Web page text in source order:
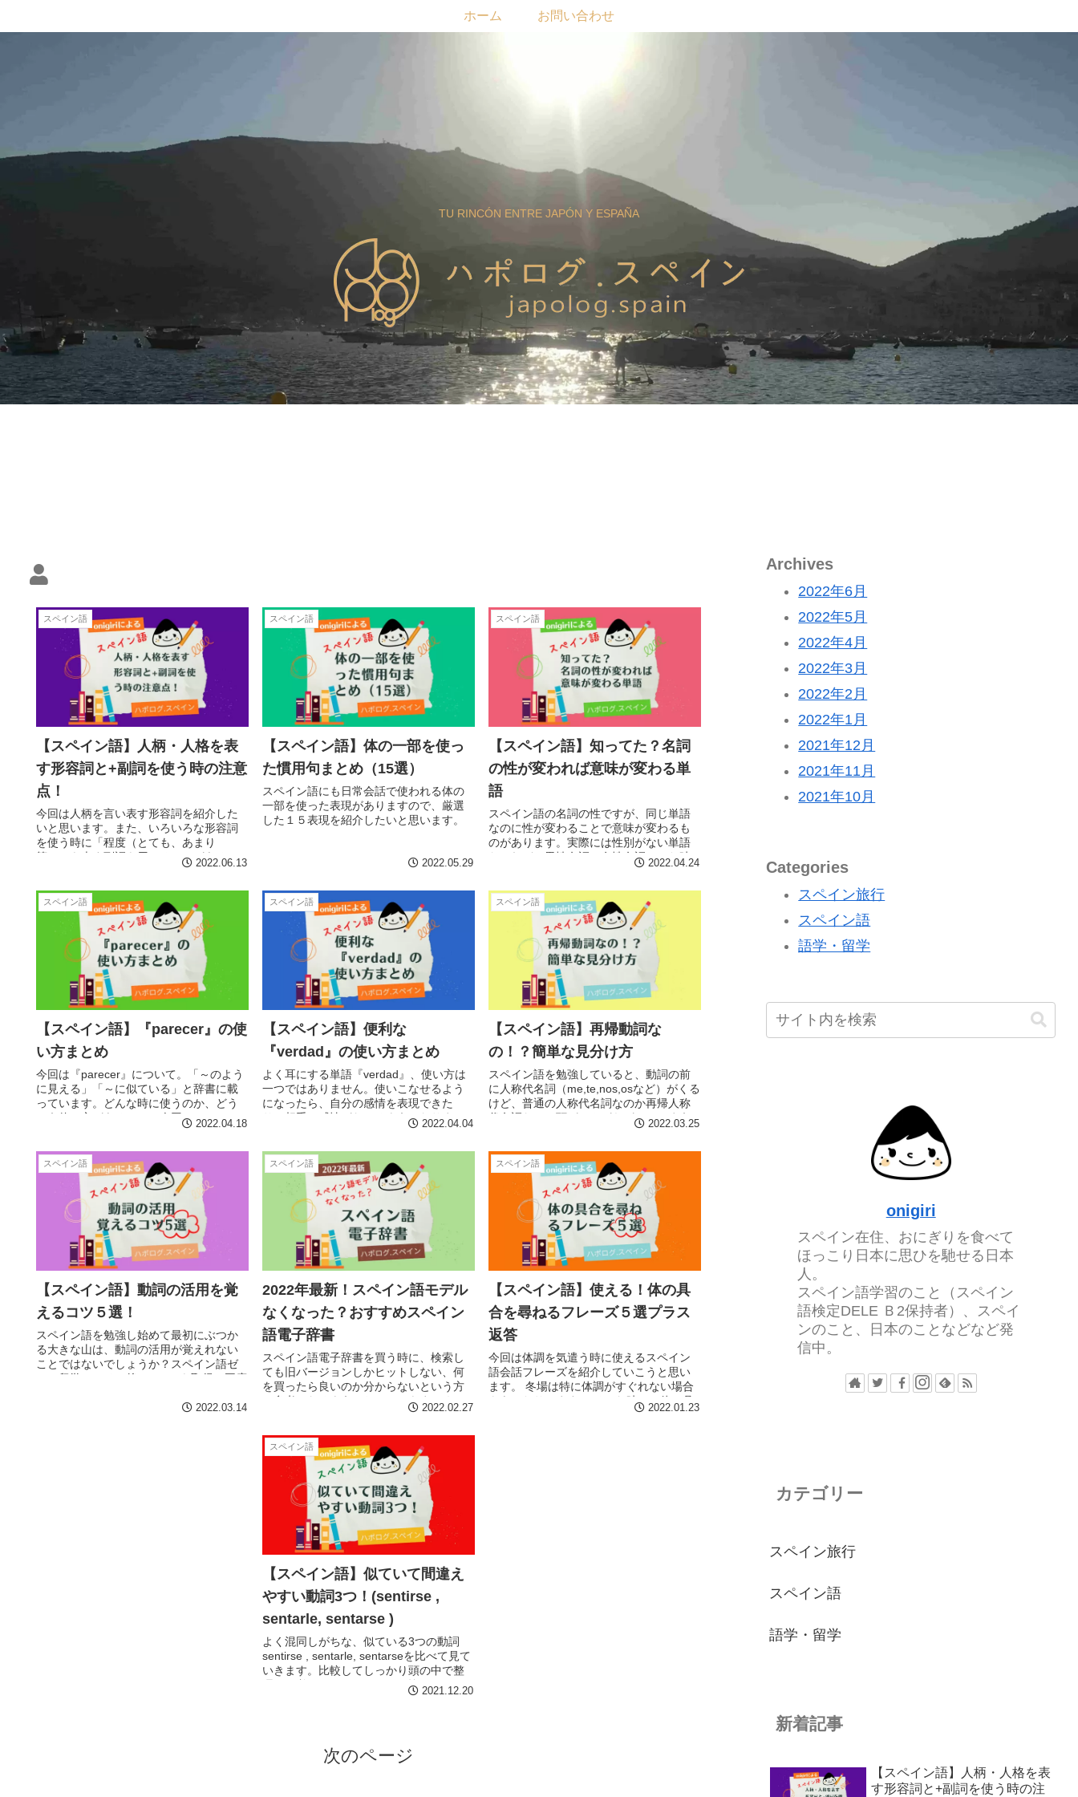
TU RINCÓN ENTRE JAPÓN Y ESPAÑA
ホーム お問い合わせ
スペイン語
【スペイン語】人柄・人格を表
す形容詞と+副詞を使う時の注意
点！
今回は人柄を言い表す形容詞を紹介した
いと思います。また、いろいろな形容詞
を使う時に「程度（とても、あまり
等）」を表す副詞を用いることがあると
思いますが、その時の注意点も一緒に紹
2022.06.13
スペイン語
【スペイン語】体の一部を使っ
た慣用句まとめ（15選）
スペイン語にも日常会話で使われる体の
一部を使った表現がありますので、厳選
した１５表現を紹介したいと思います。
2022.05.29
スペイン語
【スペイン語】知ってた？名詞
の性が変われば意味が変わる単
語
スペイン語の名詞の性ですが、同じ単語
なのに性が変わることで意味が変わるも
のがあります。実際には性別がない単語
だけれど、男性名詞、女性名詞にした時
で意味合いが変わるものがあります。今
る単語を紹介していきたいと思います。
2022.04.24
スペイン語
【スペイン語】『parecer』の使
い方まとめ
今回は『parecer』について。「～のよう
に見える」「～に似ている」と辞書に載
っています。どんな時に使うのか、どう
いう使い方があるのか、今回は
『parecer』の使い方をまとめてご紹介し
2022.04.18
スペイン語
【スペイン語】便利な
『verdad』の使い方まとめ
よく耳にする単語『verdad』、使い方は
一つではありません。使いこなせるよう
になったら、自分の感情を表現できた
り、相手の感情がわかるようになりま
す。そこで今回は便利なverdadの使い方
2022.04.04
スペイン語
【スペイン語】再帰動詞な
の！？簡単な見分け方
スペイン語を勉強していると、動詞の前
に人称代名詞（me,te,nos,osなど）がくる
けど、普通の人称代名詞なのか再帰人称
代名詞なのか頭がこんがらがってしまう
こが多々あります。今回はその見分け方
2022.03.25
スペイン語
【スペイン語】動詞の活用を覚
えるコツ５選！
スペイン語を勉強し始めて最初にぶつか
る大きな山は、動詞の活用が覚えれない
ことではないでしょうか？スペイン語ゼ
ロで留学し、その後DELEB2を取得。再度
たスペイン在住筆者がおススメするコツ
2022.03.14
スペイン語
2022年最新！スペイン語モデル
なくなった？おすすめスペイン
語電子辞書
スペイン語電子辞書を買う時に、検索し
ても旧バージョンしかヒットしない、何
を買ったら良いのか分からないという方
の参考になるようにおススメをまとめて
2022.02.27
スペイン語
【スペイン語】使える！体の具
合を尋ねるフレーズ５選プラス
返答
今回は体調を気遣う時に使えるスペイン
語会話フレーズを紹介していこうと思い
ます。 冬場は特に体調がすぐれない場合
もあったりします。 そんな時に、体の具
合を尋ねたりできれば、心配している気
2022.01.23
スペイン語
【スペイン語】似ていて間違え
やすい動詞3つ！(sentirse ,
sentarle, sentarse )
よく混同しがちな、似ている3つの動詞
sentirse , sentarle, sentarseを比べて見て
いきます。比較してしっかり頭の中で整
理して覚えることで、きっと皆さんも間
2021.12.20
次のページ
Archives
2022年6月
2022年5月
2022年4月
2022年3月
2022年2月
2022年1月
2021年12月
2021年11月
2021年10月
Categories
スペイン旅行
スペイン語
語学・留学
onigiri
スペイン在住、おにぎりを食べて
ほっこり日本に思ひを馳せる日本
人。
スペイン語学習のこと（スペイン
語検定DELE Ｂ2保持者）、スペイ
ンのこと、日本のことなどなど発
信中。
カテゴリー
スペイン旅行
スペイン語
語学・留学
新着記事
【スペイン語】人柄・人格を表
す形容詞と+副詞を使う時の注